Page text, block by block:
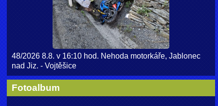
48/2026 8.8. v 16:10 hod. Nehoda motorkáře, Jablonec
nad Jiz. - Vojtěšice
Fotoalbum